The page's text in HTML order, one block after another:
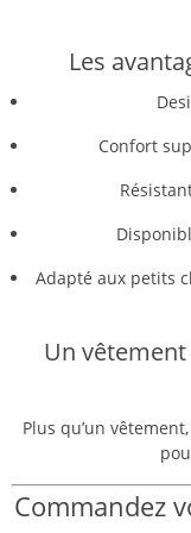
Les
Confort
Adapté aux petits
Un
Plus qu’un vêtement,
Commandez